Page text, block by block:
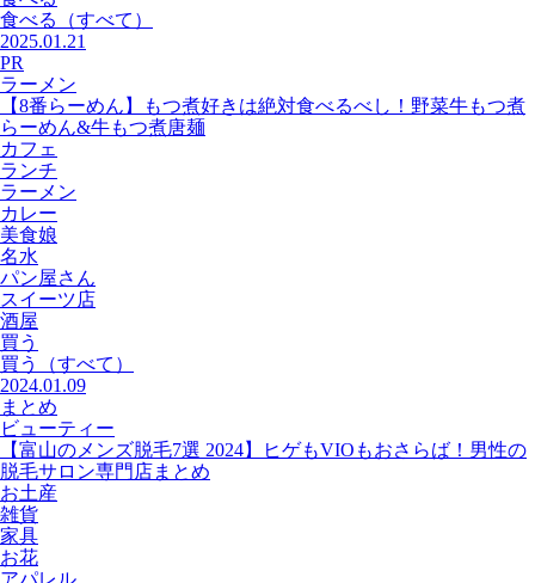
食べる
（すべて）
2025.01.21
PR
ラーメン
【8番らーめん】もつ煮好きは絶対食べるべし！野菜牛もつ煮
らーめん&牛もつ煮唐麺
カフェ
ランチ
ラーメン
カレー
美食娘
名水
パン屋さん
スイーツ店
酒屋
買う
買う
（すべて）
2024.01.09
まとめ
ビューティー
【富山のメンズ脱毛7選 2024】ヒゲもVIOもおさらば！男性の
脱毛サロン専門店まとめ
お土産
雑貨
家具
お花
アパレル